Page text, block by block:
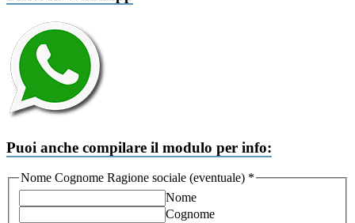
Puoi anche compilare il modulo per info:
Nome Cognome Ragione sociale (eventuale) *
Nome
Cognome